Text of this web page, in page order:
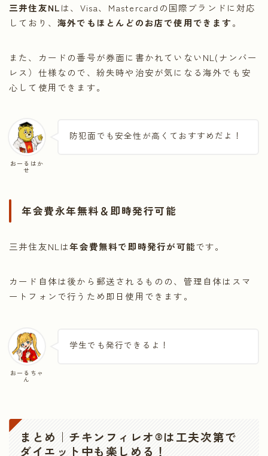
三井住友NLは、Visa、Mastercardの国際ブランドに対応
しており、 海外でもほとんどのお店で使用できます。
また、カードの番号が券面に書かれていないNL(ナンバー
レス）仕様なので、紛失時や治安が気になる海外でも安
心して使用できます。
おーるはか
せ
防犯面でも安全性が高くておすすめだよ！
年会費永年無料＆即時発行可能
三井住友NLは年会費無料で即時発行が可能です。
カード自体は後から郵送されるものの、管理自体はスマ
ートフォンで行うため即日使用できます。
おーるちゃ
ん
学生でも発行できるよ！
まとめ｜ チキンフィレオ®は工夫次第で
ダイエット中も楽しめる！